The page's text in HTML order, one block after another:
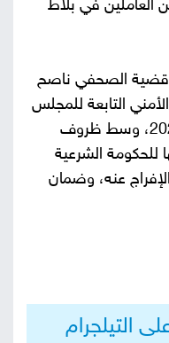
العاملين في بلاط
قضية الصحفي ناصح
التابعة للمجلس
الانتقالي في عدن منذ نوفمبر 2023، وسط ظروف
الشرعية
عنه، وضمان
التيلجرام